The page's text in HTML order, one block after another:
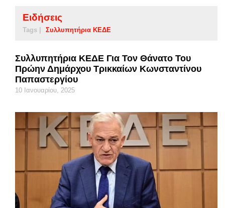
Ειδήσεις
Tags | Συλλυπητήρια ΚΕΔΕ
Συλλυπητήρια ΚΕΔΕ Για Τον Θάνατο Του
Πρώην Δημάρχου Τρικκαίων Κωνσταντίνου
Παπαστεργίου
10 Ιανουαρίου, 2025